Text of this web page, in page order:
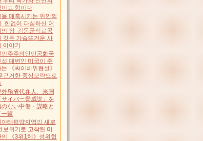
이고 힘이다
을 매혹시키는 위인의
한없이 다심하신 어
의 정 강동군식료공
깃든 가슴뜨거운 사
이야기
민주주의인민공화국
성 대변인 미국이 주
는 《싸이버위협설》
근거한 중상모략으로
外務省代弁人、米国
サイバー脅威説」を
のない中傷・謀略と
一蹴
아태평양지역의 새로
보위기로 고착된 미
의 《3위1체》성위협